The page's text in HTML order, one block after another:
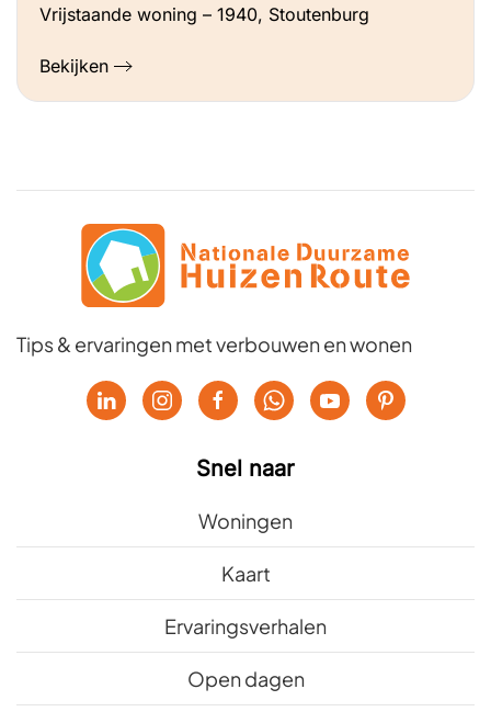
Vrijstaande woning – 1940, Stoutenburg
Bekijken
Tips & ervaringen met verbouwen en wonen
Snel naar
Woningen
Kaart
Ervaringsverhalen
Open dagen